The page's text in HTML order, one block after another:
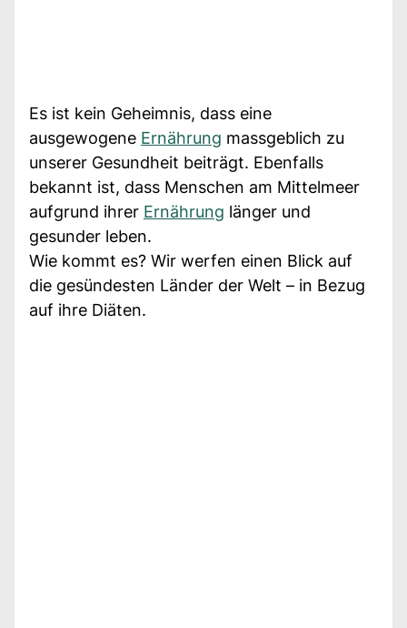
Es ist kein Geheimnis, dass eine
ausgewogene Ernährung massgeblich zu
unserer Gesundheit beiträgt. Ebenfalls
bekannt ist, dass Menschen am Mittelmeer
aufgrund ihrer Ernährung länger und
gesunder leben.
Wie kommt es? Wir werfen einen Blick auf
die gesündesten Länder der Welt – in Bezug
auf ihre Diäten.